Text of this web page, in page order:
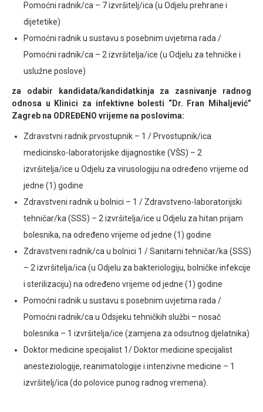
Pomoćni radnik/ca – 7 izvršitelj/ica (u Odjelu prehrane i
dijetetike)
Pomoćni radnik u sustavu s posebnim uvjetima rada /
Pomoćni radnik/ca – 2 izvršitelja/ice (u Odjelu za tehničke i
uslužne poslove)
za odabir kandidata/kandidatkinja za zasnivanje radnog
odnosa u Klinici za infektivne bolesti “Dr. Fran Mihaljević”
Zagreb na ODREĐENO vrijeme na poslovima:
Zdravstvni radnik prvostupnik – 1 / Prvostupnik/ica
medicinsko-laboratorijske dijagnostike (VŠS) – 2
izvršitelja/ice u Odjelu za virusologiju na određeno vrijeme od
jedne (1) godine
Zdravstveni radnik u bolnici – 1 / Zdravstveno-laboratorijski
tehničar/ka (SSS) – 2 izvršitelja/ice u Odjelu za hitan prijam
bolesnika, na određeno vrijeme od jedne (1) godine
Zdravstveni radnik/ca u bolnici 1 / Sanitarni tehničar/ka (SSS)
– 2 izvršitelja/ica (u Odjelu za bakteriologiju, bolničke infekcije
i sterilizaciju) na određeno vrijeme od jedne (1) godine
Pomoćni radnik u sustavu s posebnim uvjetima rada /
Pomoćni radnik/ca u Odsjeku tehničkih službi – nosač
bolesnika – 1 izvršitelja/ice (zamjena za odsutnog djelatnika)
Doktor medicine specijalist 1/ Doktor medicine specijalist
anesteziologije, reanimatologije i intenzivne medicine – 1
izvršitelj/ica (do polovice punog radnog vremena).